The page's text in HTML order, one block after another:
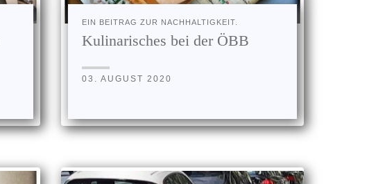
EIN BEITRAG ZUR NACHHALTIGKEIT.
Kulinarisches bei der ÖBB
03. AUGUST 2020